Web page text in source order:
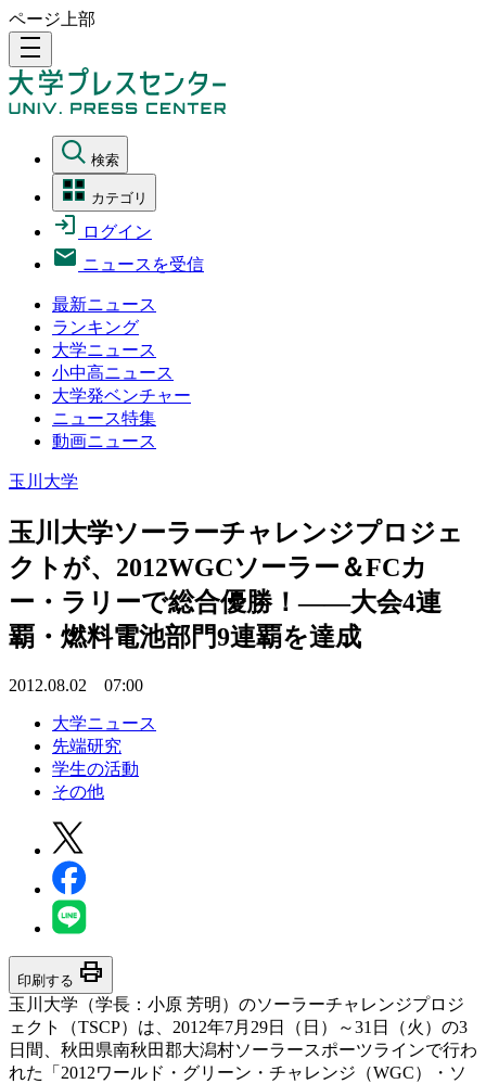
ページ上部
density_medium
検索
カテゴリ
ログイン
ニュースを受信
最新ニュース
ランキング
大学ニュース
小中高ニュース
大学発ベンチャー
ニュース特集
動画ニュース
玉川大学
玉川大学ソーラーチャレンジプロジェ
クトが、2012WGCソーラー＆FCカ
ー・ラリーで総合優勝！――大会4連
覇・燃料電池部門9連覇を達成
2012.08.02 07:00
大学ニュース
先端研究
学生の活動
その他
印刷する print
玉川大学（学長：小原 芳明）のソーラーチャレンジプロジ
ェクト（TSCP）は、2012年7月29日（日）～31日（火）の3
日間、秋田県南秋田郡大潟村ソーラースポーツラインで行わ
れた「2012ワールド・グリーン・チャレンジ（WGC）・ソ